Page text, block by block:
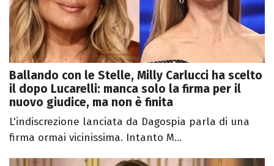
Ballando con le Stelle, Milly Carlucci ha scelto
il dopo Lucarelli: manca solo la firma per il
nuovo giudice, ma non è finita
L'indiscrezione lanciata da Dagospia parla di una
firma ormai vicinissima. Intanto M...